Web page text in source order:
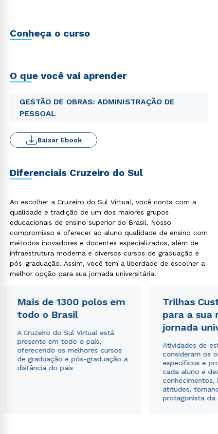
Conheça o curso
O que você vai aprender
GESTÃO DE OBRAS: ADMINISTRAÇÃO DE
PESSOAL
Baixar Ebook
Diferenciais Cruzeiro do Sul
Ao escolher a Cruzeiro do Sul Virtual, você conta com a
qualidade e tradição de um dos maiores grupos
educacionais de ensino superior do Brasil. Nosso
compromisso é oferecer ao aluno qualidade de ensino com
métodos inovadores e docentes especializados, além de
infraestrutura moderna e diversos cursos de graduação e
pós-graduação. Assim, você tem a liberdade de escolher a
melhor opção para sua jornada universitária.
Mais de 1300 polos em
todo o Brasil
A Cruzeiro do Sul Virtual está
presente em todo o país,
oferecendo os melhores cursos
de graduação e pós-graduação a
distância do país
Trilhas
para a sua
jornada
Atividades de
consideram os
específicos e
cada aluno e
conhecimentos,
atitudes,
protagonista da